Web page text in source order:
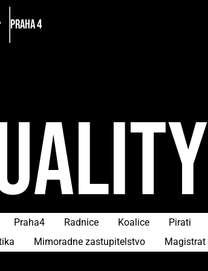
Praha 4
Praha4 Radnice Koalice Pirati
Mimoradne zastupitelstvo Magistrat